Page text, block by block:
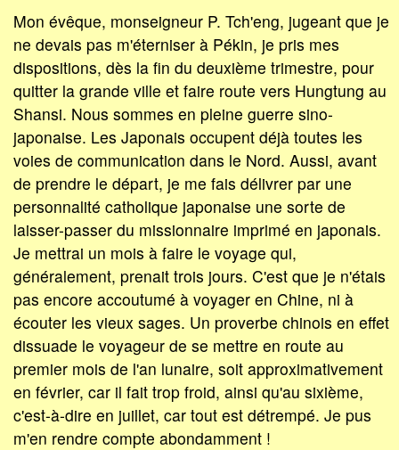
Mon évêque, monseigneur P. Tch'eng, jugeant que je
ne devais pas m'éterniser à Pékin, je pris mes
dispositions, dès la fin du deuxième trimestre, pour
quitter la grande ville et faire route vers Hungtung au
Shansi. Nous sommes en pleine guerre sino-
japonaise. Les Japonais occupent déjà toutes les
voies de communication dans le Nord. Aussi, avant
de prendre le départ, je me fais délivrer par une
personnalité catholique japonaise une sorte de
laisser-passer du missionnaire imprimé en japonais.
Je mettrai un mois à faire le voyage qui,
généralement, prenait trois jours. C'est que je n'étais
pas encore accoutumé à voyager en Chine, ni à
écouter les vieux sages. Un proverbe chinois en effet
dissuade le voyageur de se mettre en route au
premier mois de l'an lunaire, soit approximativement
en février, car il fait trop froid, ainsi qu'au sixième,
c'est-à-dire en juillet, car tout est détrempé. Je pus
m'en rendre compte abondamment !